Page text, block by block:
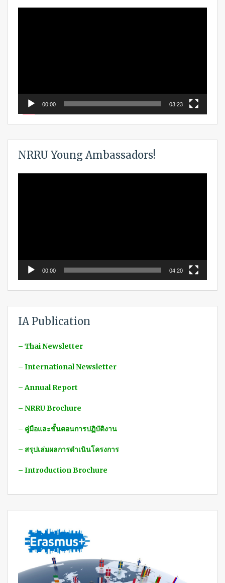
00:00 03:23
NRRU Young Ambassadors!
00:00 04:20
IA Publication
– Thai Newsletter
– International Newsletter
– Annual Report
– NRRU Brochure
– คู่มือและขั้นตอนการปฏิบัติงาน
– สรุปเล่มผลการดำเนินโครงการ
– Introduction Brochure